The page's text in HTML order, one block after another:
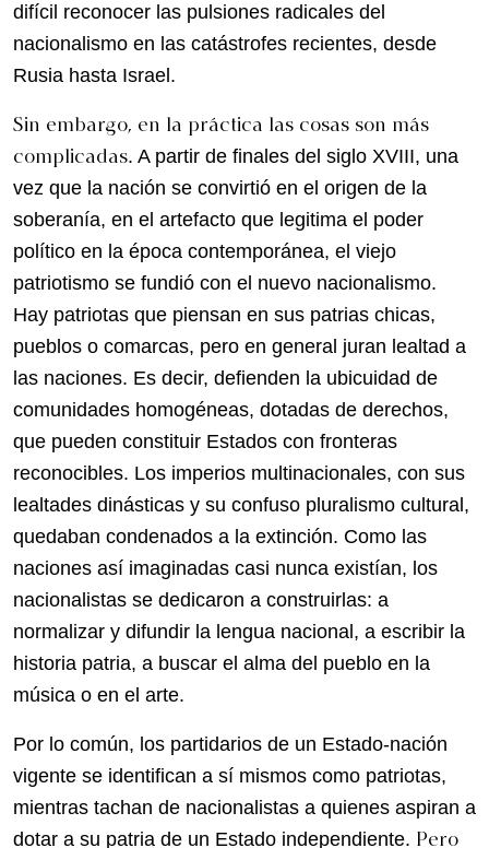
difícil reconocer las pulsiones radicales del
nacionalismo en las catástrofes recientes, desde
Rusia hasta Israel.
Sin embargo, en la práctica las cosas son más
complicadas. A partir de finales del siglo XVIII, una
vez que la nación se convirtió en el origen de la
soberanía, en el artefacto que legitima el poder
político en la época contemporánea, el viejo
patriotismo se fundió con el nuevo nacionalismo.
Hay patriotas que piensan en sus patrias chicas,
pueblos o comarcas, pero en general juran lealtad a
las naciones. Es decir, defienden la ubicuidad de
comunidades homogéneas, dotadas de derechos,
que pueden constituir Estados con fronteras
reconocibles. Los imperios multinacionales, con sus
lealtades dinásticas y su confuso pluralismo cultural,
quedaban condenados a la extinción. Como las
naciones así imaginadas casi nunca existían, los
nacionalistas se dedicaron a construirlas: a
normalizar y difundir la lengua nacional, a escribir la
historia patria, a buscar el alma del pueblo en la
música o en el arte.
Por lo común, los partidarios de un Estado-nación
vigente se identifican a sí mismos como patriotas,
mientras tachan de nacionalistas a quienes aspiran a
dotar a su patria de un Estado independiente. Pero